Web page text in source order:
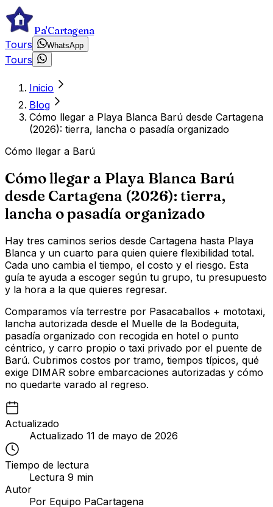
Pa'Cartagena
Tours
WhatsApp
Tours
Inicio
Blog
Cómo llegar a Playa Blanca Barú desde Cartagena
(2026): tierra, lancha o pasadía organizado
Cómo llegar a Barú
Cómo llegar a Playa Blanca Barú
desde Cartagena (2026): tierra,
lancha o pasadía organizado
Hay tres caminos serios desde Cartagena hasta Playa
Blanca y un cuarto para quien quiere flexibilidad total.
Cada uno cambia el tiempo, el costo y el riesgo. Esta
guía te ayuda a escoger según tu grupo, tu presupuesto
y la hora a la que quieres regresar.
Comparamos vía terrestre por Pasacaballos + mototaxi,
lancha autorizada desde el Muelle de la Bodeguita,
pasadía organizado con recogida en hotel o punto
céntrico, y carro propio o taxi privado por el puente de
Barú. Cubrimos costos por tramo, tiempos típicos, qué
exige DIMAR sobre embarcaciones autorizadas y cómo
no quedarte varado al regreso.
Actualizado
Actualizado 11 de mayo de 2026
Tiempo de lectura
Lectura 9 min
Autor
Por Equipo PaCartagena